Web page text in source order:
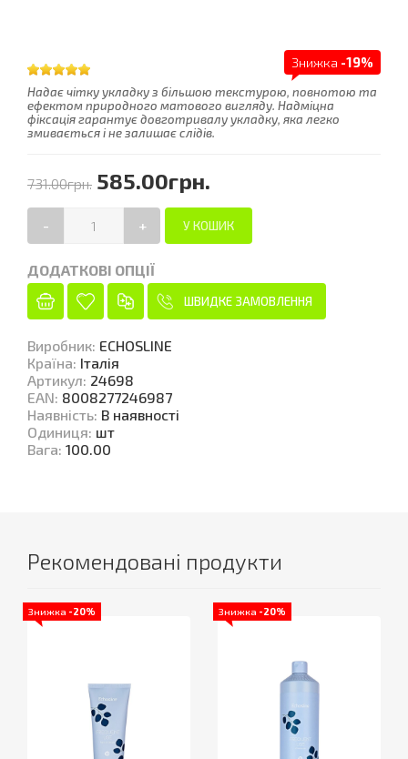
Знижка -19%
Надає чітку укладку з більшою текстурою, повнотою та
ефектом природного матового вигляду. Надміцна
фіксація гарантує довготривалу укладку, яка легко
змивається і не залишає слідів.
731.00грн. 585.00грн.
- +
ДОДАТКОВІ ОПЦІЇ
ШВИДКЕ ЗАМОВЛЕННЯ
Виробник: ECHOSLINE
Країна: Італія
Артикул: 24698
EAN: 8008277246987
Наявність: В наявності
Одиниця: шт
Вага: 100.00
Рекомендовані продукти
Знижка -20% Знижка -20%